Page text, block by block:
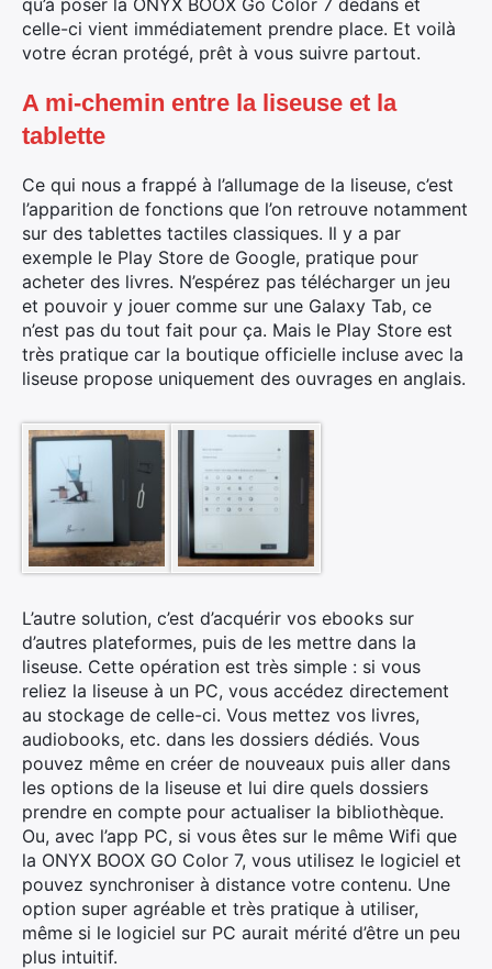
celle-ci vient immédiatement prendre place. Et voilà
votre écran protégé, prêt à vous suivre partout.
A mi-chemin entre la liseuse et la
tablette
Ce qui nous a frappé à l’allumage de la liseuse, c’est
l’apparition de fonctions que l’on retrouve notamment
sur des tablettes tactiles classiques. Il y a par
exemple le Play Store de Google, pratique pour
acheter des livres. N’espérez pas télécharger un jeu
et pouvoir y jouer comme sur une Galaxy Tab, ce
n’est pas du tout fait pour ça. Mais le Play Store est
très pratique car la boutique officielle incluse avec la
liseuse propose uniquement des ouvrages en anglais.
L’autre solution, c’est d’acquérir vos ebooks sur
d’autres plateformes, puis de les mettre dans la
liseuse. Cette opération est très simple : si vous
reliez la liseuse à un PC, vous accédez directement
au stockage de celle-ci. Vous mettez vos livres,
audiobooks, etc. dans les dossiers dédiés. Vous
pouvez même en créer de nouveaux puis aller dans
les options de la liseuse et lui dire quels dossiers
prendre en compte pour actualiser la bibliothèque.
Ou, avec l’app PC, si vous êtes sur le même Wifi que
la ONYX BOOX GO Color 7, vous utilisez le logiciel et
pouvez synchroniser à distance votre contenu. Une
option super agréable et très pratique à utiliser,
même si le logiciel sur PC aurait mérité d’être un peu
plus intuitif.